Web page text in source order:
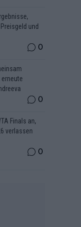
und
0
0
Finals an,
verlassen
0